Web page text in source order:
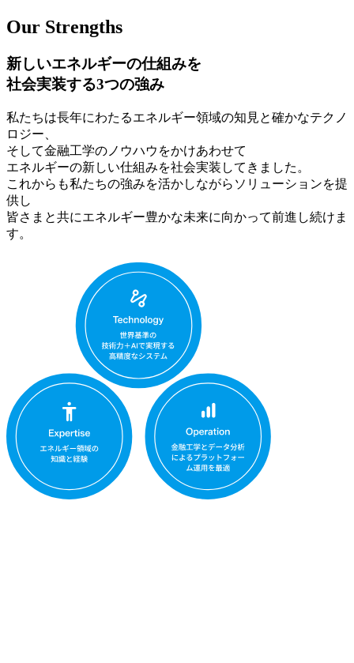
Our Strengths
新しいエネルギーの仕組みを
社会実装する3つの強み
私たちは長年にわたるエネルギー領域の知見と確かなテクノ
ロジー、
そして金融工学のノウハウをかけあわせて
エネルギーの新しい仕組みを社会実装してきました。
これからも私たちの強みを活かしながらソリューションを提
供し
皆さまと共にエネルギー豊かな未来に向かって前進し続けま
す。